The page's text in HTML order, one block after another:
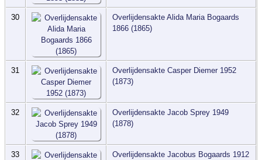
30
Overlijdensakte Alida Maria Bogaards
1866 (1865)
31
Overlijdensakte Casper Diemer 1952
(1873)
32
Overlijdensakte Jacob Sprey 1949
(1878)
33
Overlijdensakte Jacobus Bogaards 1912